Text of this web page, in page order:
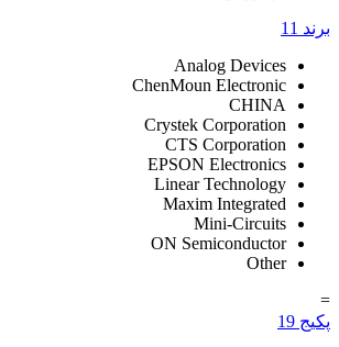
برند 11
Analog Devices
ChenMoun Electronic
CHINA
Crystek Corporation
CTS Corporation
EPSON Electronics
Linear Technology
Maxim Integrated
Mini-Circuits
ON Semiconductor
Other
=
پکیج 19